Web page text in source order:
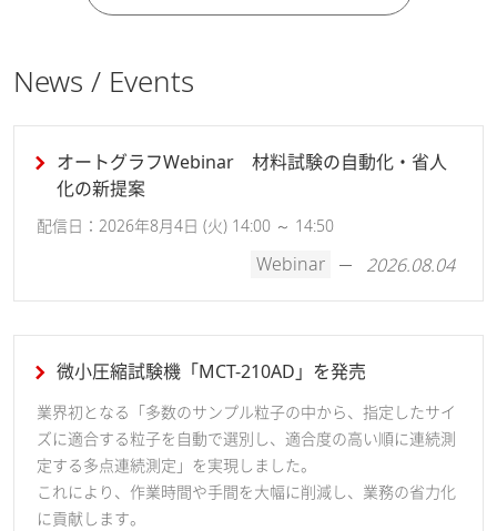
News / Events
オートグラフWebinar 材料試験の自動化・省人
化の新提案
配信日：2026年8月4日 (火) 14:00 ～ 14:50
Webinar 2026.08.04
微小圧縮試験機「MCT-210AD」を発売
業界初となる「多数のサンプル粒子の中から、指定したサイ
ズに適合する粒子を自動で選別し、適合度の高い順に連続測
定する多点連続測定」を実現しました。
これにより、作業時間や手間を大幅に削減し、業務の省力化
に貢献します。